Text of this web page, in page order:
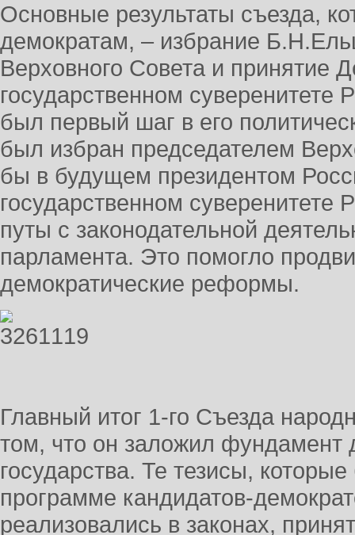
Основные результаты съезда,
демократам, – избрание
Верховного Совета и принятие
государственном
был первый шаг в его
был избран председателем
бы в будущем президентом
государственном
путы с законодательной
парламента. Это помогло
демократические реформы.
Главный итог 1-го Съезда
том, что он заложил фундамент
государства. Те тезисы,
программе кандидатов-
реализовались в законах,